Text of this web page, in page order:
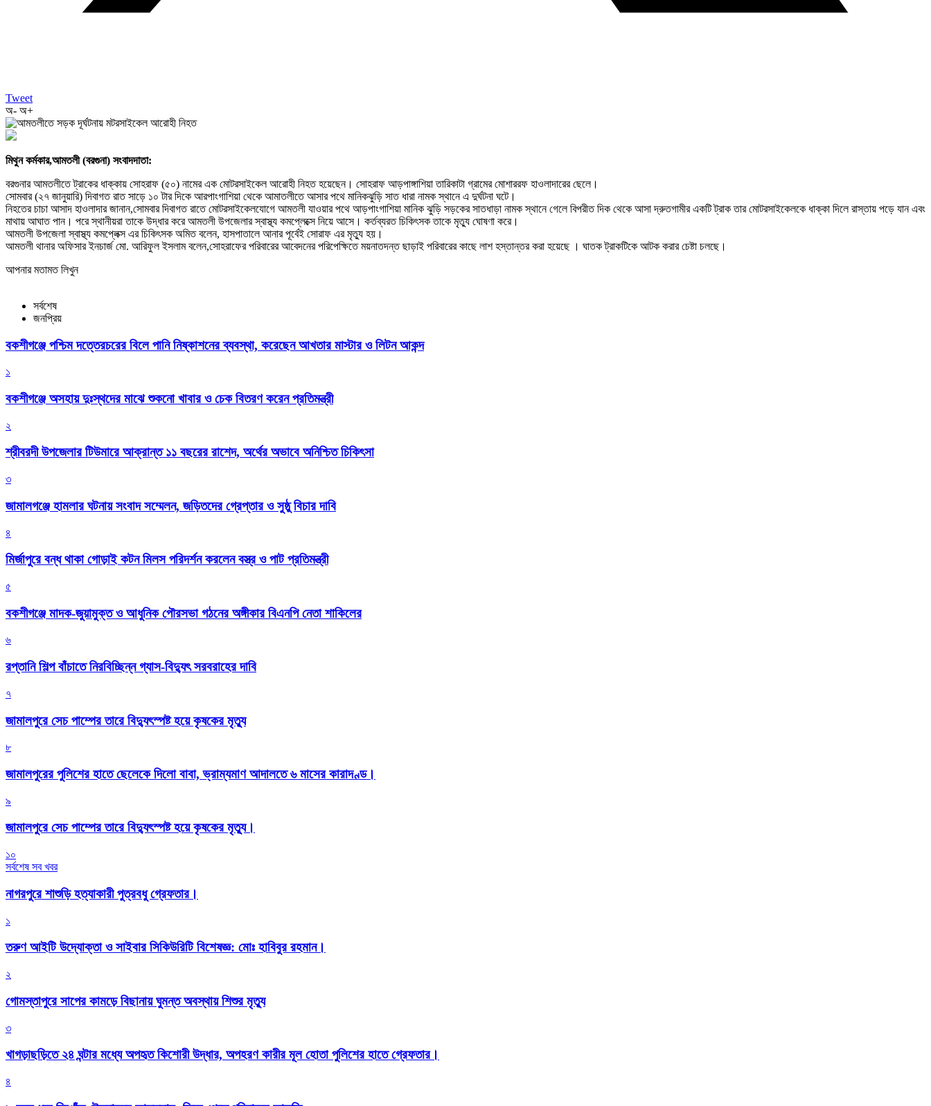
Tweet
অ- অ+
মিথুন কর্মকার,আমতলী (বরগুনা) সংবাদদাতা:
বরগুনার আমতলীতে ট্রাকের ধাক্কায় সোহরাফ (৫০) নামের এক মোটরসাইকেল আরোহী নিহত হয়েছেন। সোহরাফ আড়পাঙ্গাশিয়া তারিকাটা গ্রামের মোশাররফ হাওলাদারের ছেলে।
সোমবার (২৭ জানুয়ারি) দিবাগত রাত সাড়ে ১০ টার দিকে আরপাংগাশিয়া থেকে আমাতলীতে আসার পথে মানিকঝুড়ি সাত ধারা নামক স্থানে এ দুর্ঘটনা ঘটে।
নিহতের চাচা আসাদ হাওলাদার জানান,সোমবার দিবাগত রাতে মোটরসাইকেলযোগে আমতলী যাওয়ার পথে আড়পাংগাশিয়া মানিক ঝুড়ি সড়কের সাতধাড়া নামক স্থানে গেলে বিপরীত দিক থেকে আসা দ্রুতগামীর একটি ট্রাক তার মোটরসাইকেলকে ধাক্কা দিলে রাস্তায় পড়ে যান এবং
মাথায় আঘাত পান। পরে স্থানীয়রা তাকে উদ্ধার করে আমতলী উপজেলার স্বাস্থ্য কমপ্লেক্সে নিয়ে আসে। কর্তব্যরত চিকিৎসক তাকে মৃত্যু ঘোষণা করে।
আমতলী উপজেলা স্বাস্থ্য কমপ্লেক্স এর চিকিৎসক অমিত বলেন, হাসপাতালে আনার পূর্বেই সোরাফ এর মৃত্যু হয়।
আমতলী থানার অফিসার ইনচার্জ মো. আরিফুল ইসলাম বলেন,সোহরাফের পরিবারের আবেদনের পরিপেক্ষিতে ময়নাতদন্ত ছাড়াই পরিবারের কাছে লাশ হস্তান্তর করা হয়েছে । ঘাতক ট্রাকটিকে আটক করার চেষ্টা চলছে।
আপনার মতামত লিখুন
সর্বশেষ
জনপ্রিয়
বকশীগঞ্জে পশ্চিম দত্তেরচরের বিলে পানি নিষ্কাশনের ব্যবস্থা, করেছেন আখতার মাস্টার ও লিটন আকন্দ
১
বকশীগঞ্জে অসহায় দুঃস্থদের মাঝে শুকনো খাবার ও চেক বিতরণ করেন প্রতিমন্ত্রী
২
শ্রীবরদী উপজেলার টিউমারে আক্রান্ত ১১ বছরের রাশেদ, অর্থের অভাবে অনিশ্চিত চিকিৎসা
৩
জামালগঞ্জে হামলার ঘটনায় সংবাদ সম্মেলন, জড়িতদের গ্রেপ্তার ও সুষ্ঠু বিচার দাবি
৪
মির্জাপুরে বন্ধ থাকা গোড়াই কটন মিলস পরিদর্শন করলেন বস্ত্র ও পাট প্রতিমন্ত্রী
৫
বকশীগঞ্জে মাদক-জুয়ামুক্ত ও আধুনিক পৌরসভা গঠনের অঙ্গীকার বিএনপি নেতা শাকিলের
৬
রপ্তানি শিল্প বাঁচাতে নিরবিচ্ছিন্ন গ্যাস-বিদ্যুৎ সরবরাহের দাবি
৭
জামালপুরে সেচ পাম্পের তারে বিদ্যুৎস্পষ্ট হয়ে কৃষকের মৃত্যু
৮
জামালপুরের পুলিশের হাতে ছেলেকে দিলো বাবা, ভ্রাম্যমাণ আদালতে ৬ মাসের কারাদণ্ড।
৯
জামালপুরে সেচ পাম্পের তারে বিদ্যুৎস্পষ্ট হয়ে কৃষকের মৃত্যু।
১০
সর্বশেষ সব খবর
নাগরপুরে শাশুড়ি হত্যাকারী পুত্রবধু গ্রেফতার।
১
তরুণ আইটি উদ্যোক্তা ও সাইবার সিকিউরিটি বিশেষজ্ঞ: মোঃ হাবিবুর রহমান।
২
গোমস্তাপুরে সাপের কামড়ে বিছানায় ঘুমন্ত অবস্থায় শিশুর মৃত্যু
৩
খাগড়াছড়িতে ২৪ ঘন্টার মধ্যে অপহৃত কিশোরী উদ্ধার, অপহরণ কারীর মূল হোতা পুলিশের হাতে গ্রেফতার।
৪